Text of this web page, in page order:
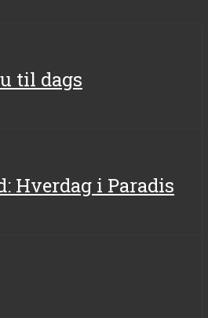
til dags
Hverdag i Paradis